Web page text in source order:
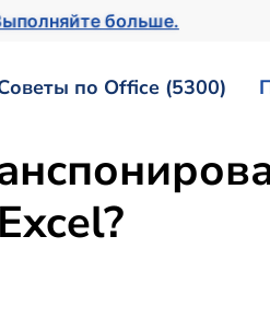
больше.
по Office (5300)